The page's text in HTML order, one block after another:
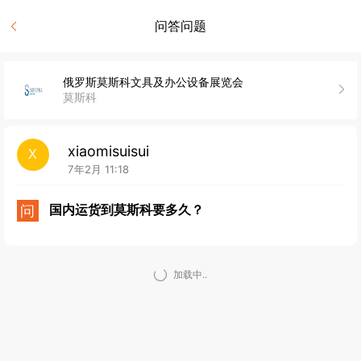
问答问题
俄罗斯莫斯科文具及办公设备展览会
莫斯科
X xiaomisuisui
7年2月 11:18
问 国内运货到莫斯科要多久？
加载中..